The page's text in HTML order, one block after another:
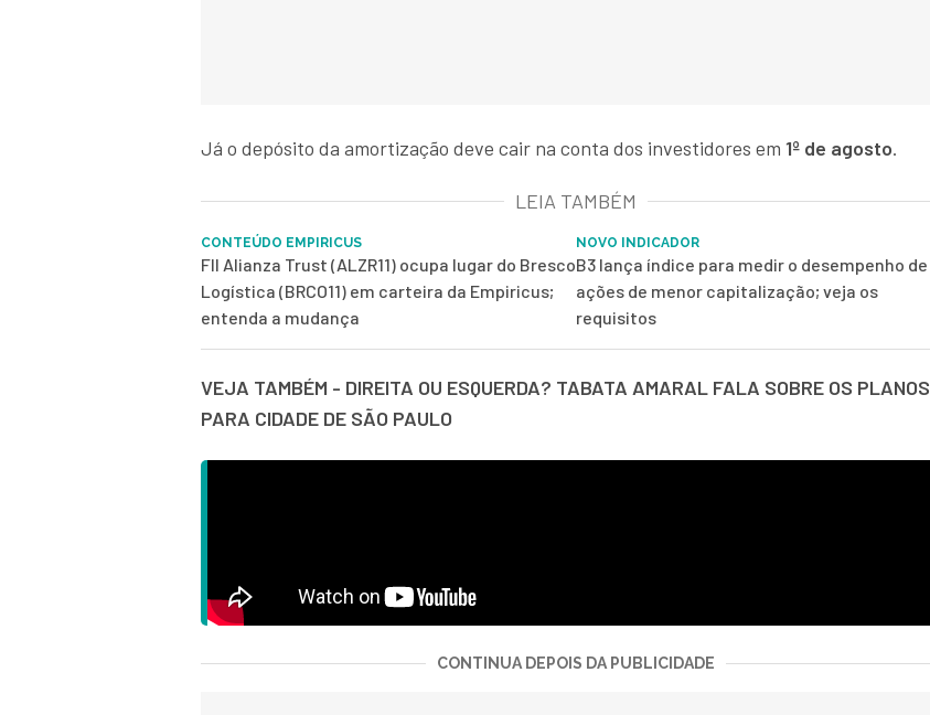
Já o depósito da amortização deve cair na conta dos investidores em 1º de agosto.
LEIA TAMBÉM
CONTEÚDO EMPIRICUS
FII Alianza Trust (ALZR11) ocupa lugar do Bresco
Logística (BRCO11) em carteira da Empiricus;
entenda a mudança
NOVO INDICADOR
B3 lança índice para medir o desempenho de
ações de menor capitalização; veja os
requisitos
VEJA TAMBÉM - DIREITA OU ESQUERDA? TABATA AMARAL FALA SOBRE OS PLANOS
PARA CIDADE DE SÃO PAULO
CONTINUA DEPOIS DA PUBLICIDADE